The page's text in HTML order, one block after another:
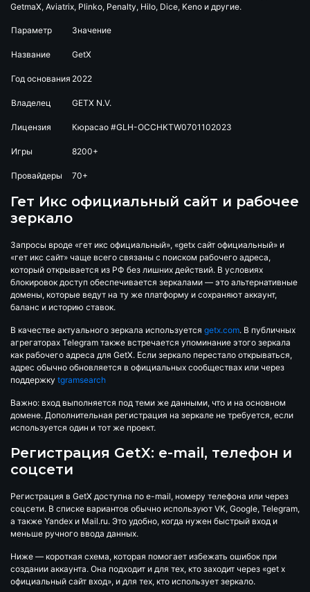
GetmaX, Aviatrix, Plinko, Penalty, Hilo, Dice, Keno и другие.
Параметр Значение
Название GetX
Год основания 2022
Владелец GETX N.V.
Лицензия Кюрасао #GLH-OCCHKTW0701102023
Игры 8200+
Провайдеры 70+
Гет Икс официальный сайт и рабочее
зеркало
Запросы вроде «гет икс официальный», «getx сайт официальный» и
«гет икс сайт» чаще всего связаны с поиском рабочего адреса,
который открывается из РФ без лишних действий. В условиях
блокировок доступ обеспечивается зеркалами — это альтернативные
домены, которые ведут на ту же платформу и сохраняют аккаунт,
баланс и историю ставок.
В качестве актуального зеркала используется getx.com. В публичных
агрегаторах Telegram также встречается упоминание этого зеркала
как рабочего адреса для GetX. Если зеркало перестало открываться,
адрес обычно обновляется в официальных сообществах или через
поддержку tgramsearch
Важно: вход выполняется под теми же данными, что и на основном
домене. Дополнительная регистрация на зеркале не требуется, если
используется один и тот же проект.
Регистрация GetX: e-mail, телефон и
соцсети
Регистрация в GetX доступна по e-mail, номеру телефона или через
соцсети. В списке вариантов обычно используют VK, Google, Telegram,
а также Yandex и Mail.ru. Это удобно, когда нужен быстрый вход и
меньше ручного ввода данных.
Ниже — короткая схема, которая помогает избежать ошибок при
создании аккаунта. Она подходит и для тех, кто заходит через «get x
официальный сайт вход», и для тех, кто использует зеркало.